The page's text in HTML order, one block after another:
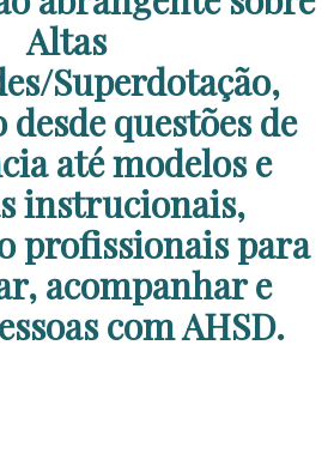
Altas
Superdotação,
questões de
até modelos e
instrucionais,
profissionais para
acompanhar e
com AHSD.